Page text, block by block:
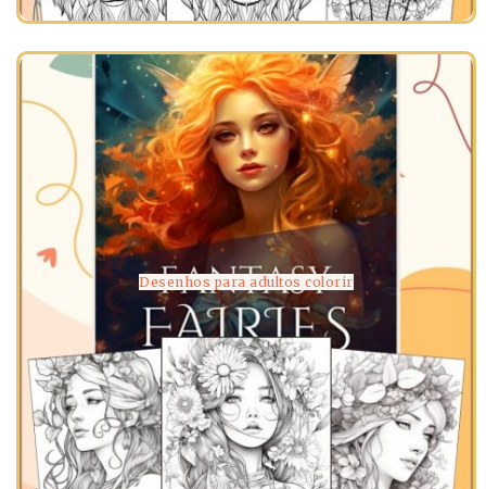
Desenhos para adultos colorir